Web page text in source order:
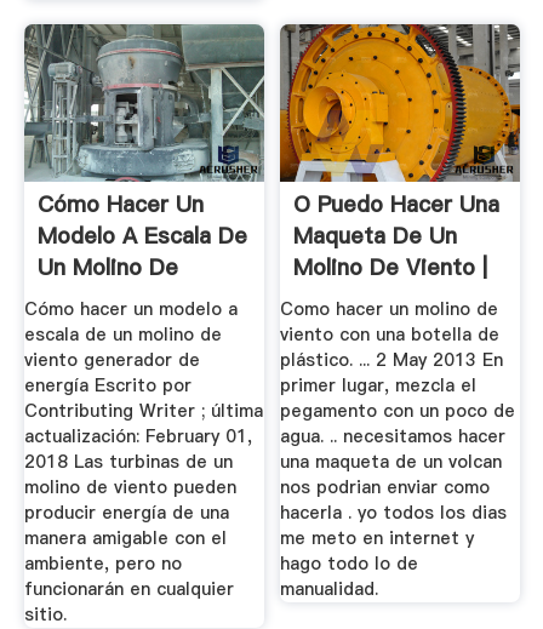
Cómo Hacer Un
Modelo A Escala De
Un Molino De
Viento ...
Cómo hacer un modelo a
escala de un molino de
viento generador de
energía Escrito por
Contributing Writer ; última
actualización: February 01,
2018 Las turbinas de un
molino de viento pueden
producir energía de una
manera amigable con el
ambiente, pero no
funcionarán en cualquier
sitio.
O Puedo Hacer Una
Maqueta De Un
Molino De Viento |
Zenith ...
Como hacer un molino de
viento con una botella de
plástico. ... 2 May 2013 En
primer lugar, mezcla el
pegamento con un poco de
agua. .. necesitamos hacer
una maqueta de un volcan
nos podrian enviar como
hacerla . yo todos los dias
me meto en internet y
hago todo lo de
manualidad.